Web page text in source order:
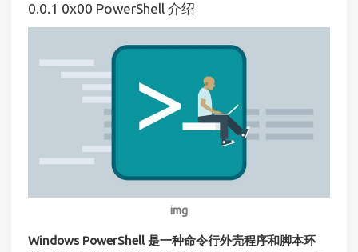
0x00 PowerShell 介绍
img
Windows PowerShell 是一种命令行外壳程序和脚本环